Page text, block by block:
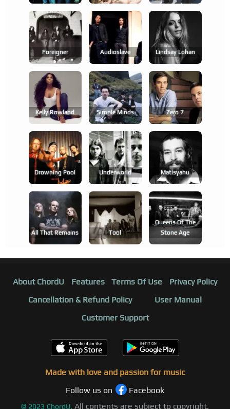
Foreigner Audioslave Lindsay Lohan
Kelly Rowland Simple Minds Zero 7
Drowning Pool Underworld Matisyahu
All That Remains Tool
Queens Of The
Stone Age
About ChordU Features Terms Of Use
Privacy Policy
Cancellation & Refund Policy
User Manual
Customer Support
Made with love and passion for music
Follow us on
Facebook
© 2023 ChordU. All contents are subject to copyright,